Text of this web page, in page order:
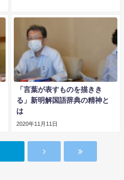
「言葉が表すものを描きき
る」新明解国語辞典の精神と
は
2020年11月11日